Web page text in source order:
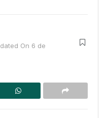
On 6 de